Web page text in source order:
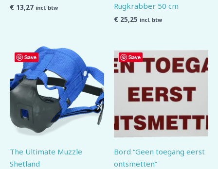
€ 13,27 incl. btw
Rugkrabber 50 cm
€ 25,25 incl. btw
Save
The Ultimate Muzzle
Shetland
Save
Bord “Geen toegang eerst
ontsmetten”